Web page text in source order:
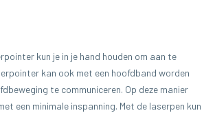
kun je in je hand houden om aan te
kan ook met een hoofdband worden
te communiceren. Op deze manier
een minimale inspanning. Met de laserpen kun